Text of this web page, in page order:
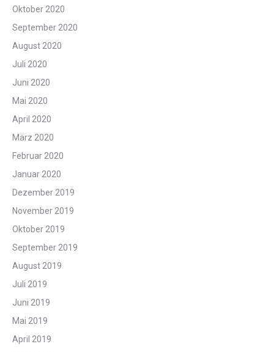
Oktober 2020
September 2020
August 2020
Juli 2020
Juni 2020
Mai 2020
April 2020
März 2020
Februar 2020
Januar 2020
Dezember 2019
November 2019
Oktober 2019
September 2019
August 2019
Juli 2019
Juni 2019
Mai 2019
April 2019